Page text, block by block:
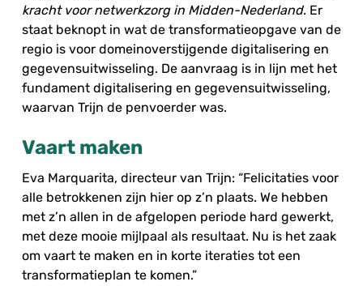
kracht voor netwerkzorg in Midden-Nederland. Er
staat beknopt in wat de transformatieopgave van de
regio is voor domeinoverstijgende digitalisering en
gegevensuitwisseling. De aanvraag is in lijn met het
fundament digitalisering en gegevensuitwisseling,
waarvan Trijn de penvoerder was.
Vaart maken
Eva Marquarita, directeur van Trijn: “Felicitaties voor
alle betrokkenen zijn hier op z’n plaats. We hebben
met z’n allen in de afgelopen periode hard gewerkt,
met deze mooie mijlpaal als resultaat. Nu is het zaak
om vaart te maken en in korte iteraties tot een
transformatieplan te komen.”